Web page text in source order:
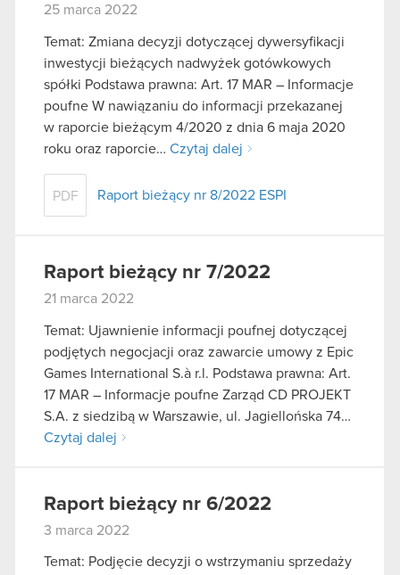
25 marca 2022
Temat: Zmiana decyzji dotyczącej dywersyfikacji
inwestycji bieżących nadwyżek gotówkowych
spółki Podstawa prawna: Art. 17 MAR – Informacje
poufne W nawiązaniu do informacji przekazanej
w raporcie bieżącym 4/2020 z dnia 6 maja 2020
roku oraz raporcie… Czytaj dalej
PDF Raport bieżący nr 8/2022 ESPI
Raport bieżący nr 7/2022
21 marca 2022
Temat: Ujawnienie informacji poufnej dotyczącej
podjętych negocjacji oraz zawarcie umowy z Epic
Games International S.à r.l. Podstawa prawna: Art.
17 MAR – Informacje poufne Zarząd CD PROJEKT
S.A. z siedzibą w Warszawie, ul. Jagiellońska 74…
Czytaj dalej
Raport bieżący nr 6/2022
3 marca 2022
Temat: Podjęcie decyzji o wstrzymaniu sprzedaży